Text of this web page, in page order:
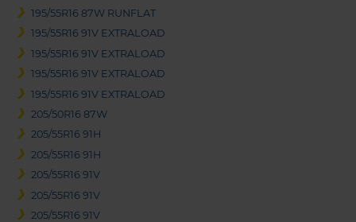
195/55R16 87W RUNFLAT
195/55R16 91V EXTRALOAD
195/55R16 91V EXTRALOAD
195/55R16 91V EXTRALOAD
195/55R16 91V EXTRALOAD
205/50R16 87W
205/55R16 91H
205/55R16 91H
205/55R16 91V
205/55R16 91V
205/55R16 91V